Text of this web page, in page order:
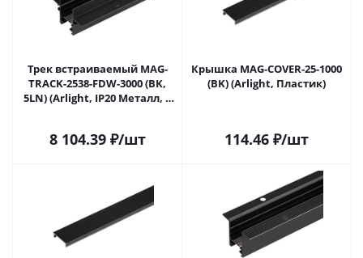
Трек встраиваемый MAG-
TRACK-2538-FDW-3000 (BK,
5LN) (Arlight, IP20 Металл, 5
8 104.39₽/шт
Крышка MAG-COVER-25-1000
(BK) (Arlight, Пластик)
114.46 ₽/шт